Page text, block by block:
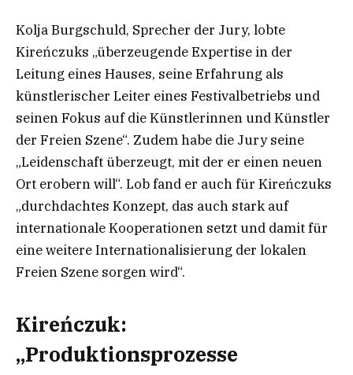
Kolja Burgschuld, Sprecher der Jury, lobte
Kireńczuks „überzeugende Expertise in der
Leitung eines Hauses, seine Erfahrung als
künstlerischer Leiter eines Festivalbetriebs und
seinen Fokus auf die Künstlerinnen und Künstler
der Freien Szene“. Zudem habe die Jury seine
„Leidenschaft überzeugt, mit der er einen neuen
Ort erobern will“. Lob fand er auch für Kireńczuks
„durchdachtes Konzept, das auch stark auf
internationale Kooperationen setzt und damit für
eine weitere Internationalisierung der lokalen
Freien Szene sorgen wird“.
Kireńczuk:
„Produktionsprozesse